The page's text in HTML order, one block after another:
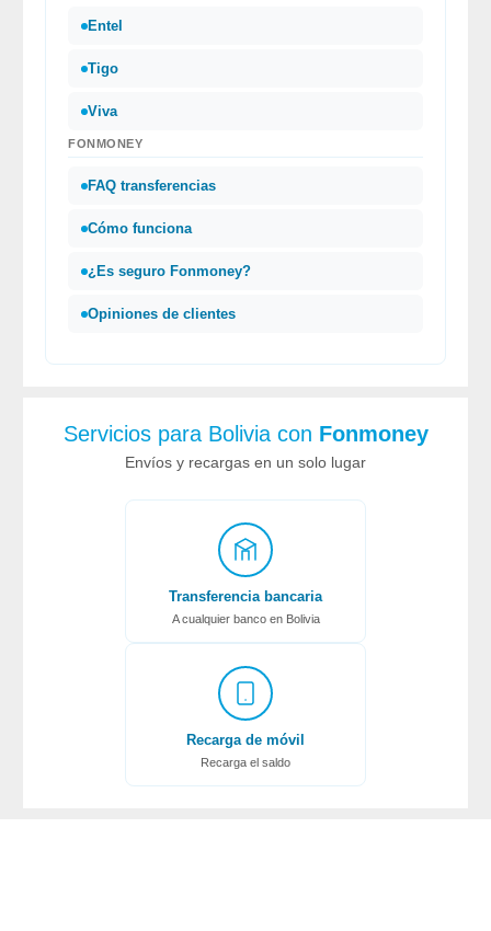
Entel
Tigo
Viva
FONMONEY
FAQ transferencias
Cómo funciona
¿Es seguro Fonmoney?
Opiniones de clientes
Servicios para Bolivia con Fonmoney
Envíos y recargas en un solo lugar
Transferencia bancaria
A cualquier banco en Bolivia
Recarga de móvil
Recarga el saldo